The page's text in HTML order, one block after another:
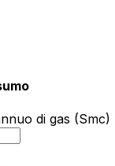
di gas (Smc)